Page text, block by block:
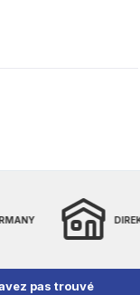
pas trouvé